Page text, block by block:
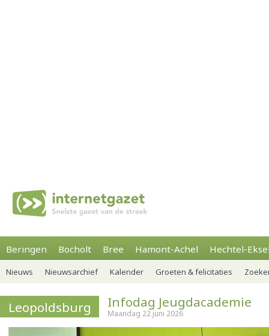
Beringen Bocholt Bree Hamont-Achel Hechtel-
Nieuws Nieuwsarchief Kalender Groeten & felicitaties
Leopoldsburg Infodag Jeugdacademie
Maandag 22 juni 2026